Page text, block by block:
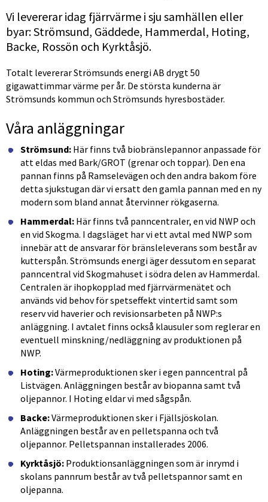
Vi levererar idag fjärrvärme i sju samhällen eller
byar: Strömsund, Gäddede, Hammerdal, Hoting,
Backe, Rossön och Kyrktåsjö.
Totalt levererar Strömsunds energi AB drygt 50
gigawattimmar värme per år. De största kunderna är
Strömsunds kommun och Strömsunds hyresbostäder.
Våra anläggningar
Strömsund: Här finns två biobränslepannor anpassade för
att eldas med Bark/GROT (grenar och toppar). Den ena
pannan finns på Ramselevägen och den andra bakom före
detta sjukstugan där vi ersatt den gamla pannan med en ny
modern som bland annat återvinner rökgaserna.
Hammerdal: Här finns två panncentraler, en vid NWP och
en vid Skogma. I dagsläget har vi ett avtal med NWP som
innebär att de ansvarar för bränsleleverans som består av
kutterspån. Strömsunds energi äger dessutom en separat
panncentral vid Skogmahuset i södra delen av Hammerdal.
Centralen är ihopkopplad med fjärrvärmenätet och
används vid behov för spetseffekt vintertid samt som
reserv vid haverier och revisionsarbeten på NWP:s
anläggning. I avtalet finns också klausuler som reglerar en
eventuell minskning/nedläggning av produktionen på
NWP.
Hoting: Värmeproduktionen sker i egen panncentral på
Listvägen. Anläggningen består av biopanna samt två
oljepannor. I Hoting eldar vi med sågspån.
Backe: Värmeproduktionen sker i Fjällsjöskolan.
Anläggningen består av en pelletspanna och två
oljepannor. Pelletspannan installerades 2006.
Kyrktåsjö: Produktionsanläggningen som är inrymd i
skolans pannrum består av två pelletspannor samt en
oljepanna.